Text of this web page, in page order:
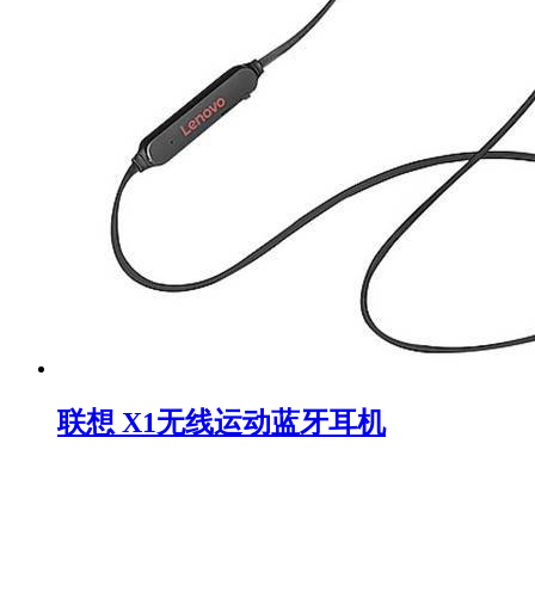
联想 X1无线运动蓝牙耳机